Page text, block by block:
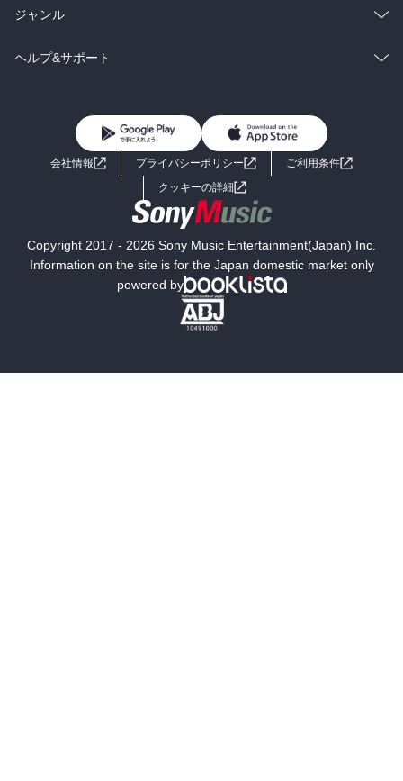
BL・TL
雑誌・グラビア
BL・TL
ラノベ
雑誌・グラビア
総合
ラノベ
ジャンル
コミック
ライトノベル 男子向けラノベ
小説
海外小説
ミステリー SF
文学
ヘルプ&サポート
よくあるご質問 お問い合わせ
会社情報 プライバシーポリシー
ご利用条件
クッキーの詳細
Copyright 2017 - 2026 Sony Music Entertainment(Japan) Inc.
Information on the site is for the Japan domestic market only
powered by